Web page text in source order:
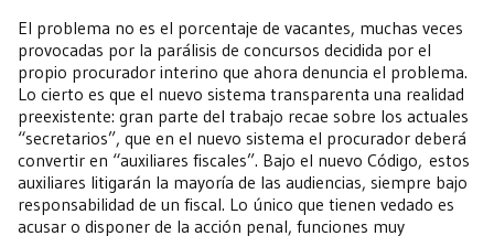
El problema no es el porcentaje de vacantes, muchas veces
provocadas por la parálisis de concursos decidida por el
propio procurador interino que ahora denuncia el problema.
Lo cierto es que el nuevo sistema transparenta una realidad
preexistente: gran parte del trabajo recae sobre los actuales
“secretarios”, que en el nuevo sistema el procurador deberá
convertir en “auxiliares fiscales”. Bajo el nuevo Código, estos
auxiliares litigarán la mayoría de las audiencias, siempre bajo
responsabilidad de un fiscal. Lo único que tienen vedado es
acusar o disponer de la acción penal, funciones muy